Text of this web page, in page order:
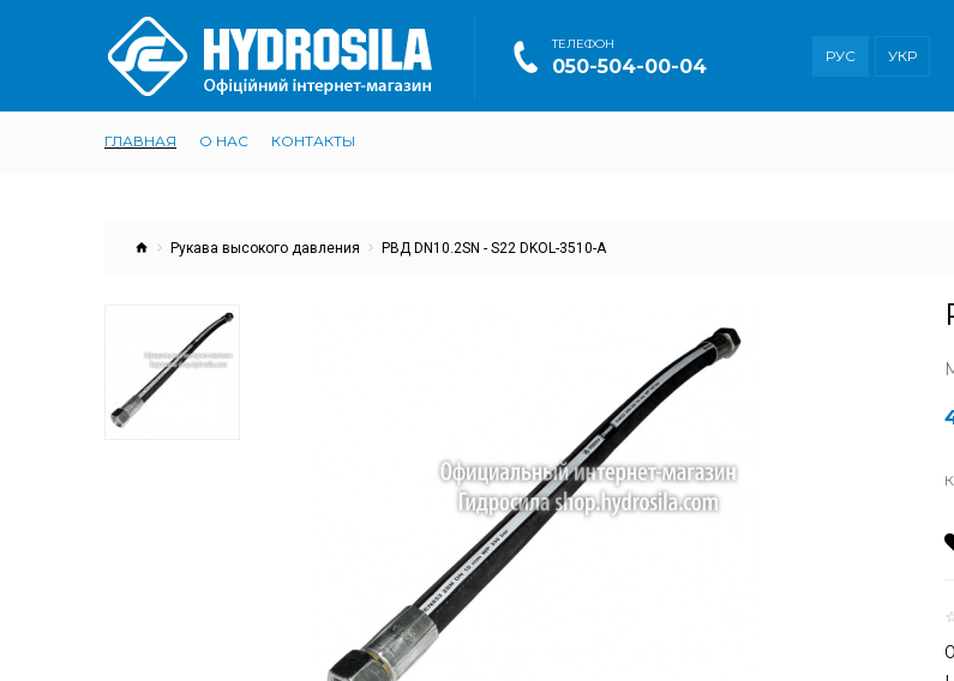
ТEЛЕФОН
050-504-00-04 РУС УКР
ГЛАВНАЯ О НАС КОНТАКТЫ
Рукава высокого давления РВД DN10.2SN - S22 DKOL-3510-A